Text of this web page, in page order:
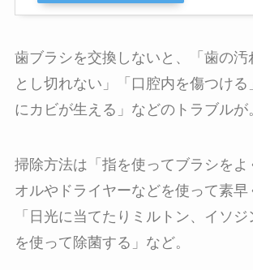
歯ブラシを交換しないと、「歯の汚
とし切れない」「口腔内を傷つける
にカビが生える」などのトラブルが
掃除方法は「指を使ってブラシをよ
オルやドライヤーなどを使って素早
「日光に当てたりミルトン、イソ
を使って除菌する」など。